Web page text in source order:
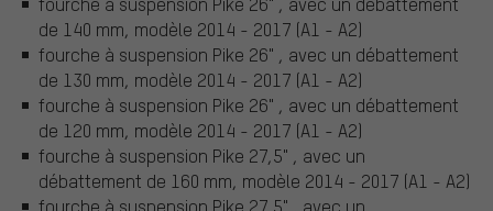
de 140 mm, modèle 2014 - 2017 (A1 - A2)
fourche à suspension Pike 26" , avec un débattement
de 130 mm, modèle 2014 - 2017 (A1 - A2)
fourche à suspension Pike 26" , avec un débattement
de 120 mm, modèle 2014 - 2017 (A1 - A2)
fourche à suspension Pike 27,5" , avec un
débattement de 160 mm, modèle 2014 - 2017 (A1 - A2)
fourche à suspension Pike 27,5" , avec un